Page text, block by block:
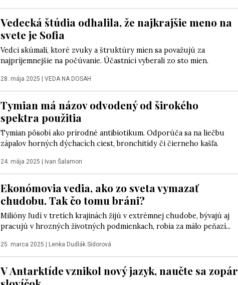
Vedecká štúdia odhalila, že najkrajšie meno na
svete je Sofia
Vedci skúmali, ktoré zvuky a štruktúry mien sa považujú za
najpríjemnejšie na počúvanie. Účastníci vyberali zo sto mien.
28. mája 2025 VEDA NA DOSAH
Tymian má názov odvodený od širokého
spektra použitia
Tymian pôsobí ako prírodné antibiotikum. Odporúča sa na liečbu
zápalov horných dýchacích ciest, bronchitídy či čierneho kašľa.
24. mája 2025 Ivan Šalamon
Ekonómovia vedia, ako zo sveta vymazať
chudobu. Tak čo tomu bráni?
Milióny ľudí v tretích krajinách žijú v extrémnej chudobe, bývajú aj
pracujú v hrozných životných podmienkach, robia za málo peňazí...
25. marca 2025 Lenka Dudlák Sidorová
V Antarktíde vznikol nový jazyk, naučte sa zopár